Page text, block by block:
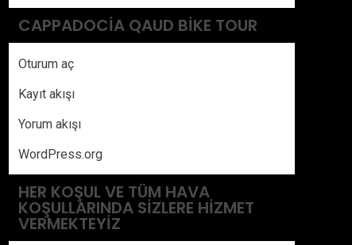
CAPPADOCIA QAUD BIKE TOUR
Oturum aç
Kayıt akışı
Yorum akışı
WordPress.org
HER KOŞUL VE TÜM HAVA
KOŞULLARINDA SIZLERE HIZMET
VERMEKTEYIZ